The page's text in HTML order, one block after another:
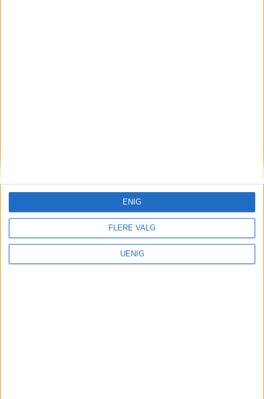
FLERE VALG
UENIG
ENIG
redaktor@vartoslo.no,tlf: 93 25 68 32
TIPS OSS
tips@vartoslo.no
ABONNEMENT